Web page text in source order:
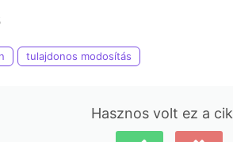
tulajdonos modosítás
Hasznos volt ez a